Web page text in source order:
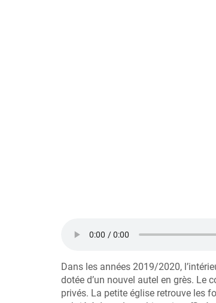
Dans les années 2019/2020,
dotée d’un nouvel autel en grès. Le
privés. La petite église retrouve les